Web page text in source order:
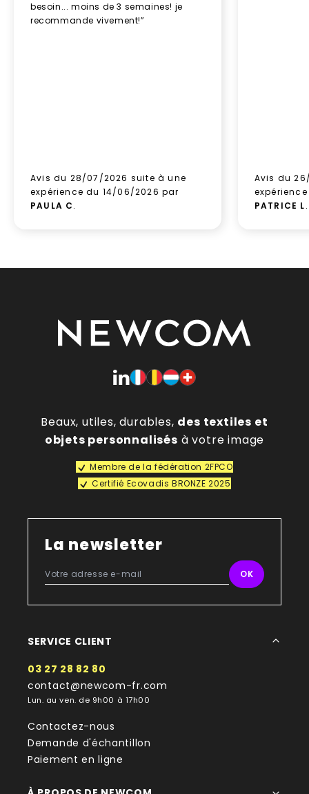
besoin... moins de 3 semaines! je
recommande vivement!”
Avis du 28/07/2026 suite à une
expérience du 14/06/2026 par
PAULA C.
Avis du
PATRICE L.
Beaux, utiles, durables, des textiles et
objets personnalisés à votre image
Membre de la fédération 2FPCO
Certifié Ecovadis BRONZE 2025
La newsletter
SERVICE CLIENT
03 27 28 82 80
contact@newcom-fr.com
Lun. au ven. de 9h00 à 17h00
Contactez-nous
Demande d'échantillon
Paiement en ligne